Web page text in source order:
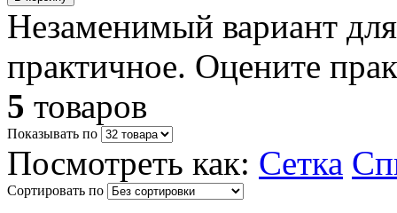
Незаменимый вариант
практичное. Оцените
5 товаров
Показывать по
Посмотреть как: Сетка
Сортировать по